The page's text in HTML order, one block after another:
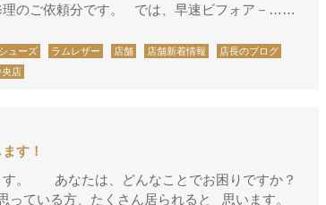
理のご依頼分です。 では、早速ビフォア－……
シューズ ラムレザー 店舗 店舗新着情報
店長のブログ
央店
す！
す。 あなたは、どんなことでお困りですか？
っている方、たくさん居られると 思います。